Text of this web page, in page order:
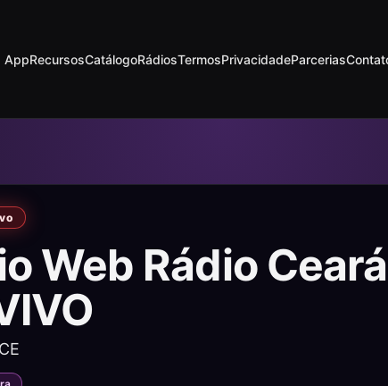
AppRecursosCatálogoRádiosTermosPrivacidadeParcerias
Web Rádio